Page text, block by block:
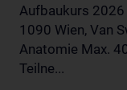
Aufbaukurs 2026
1090 Wien, Van
Anatomie Max.
Teilne...